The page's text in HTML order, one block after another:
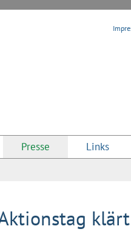
Presse Links